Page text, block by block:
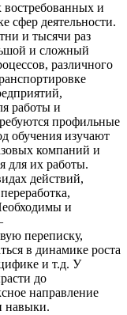
и
сфер деятельности.
и тысячи раз
и сложный
различного
работы и
профильные
обучения изучают
компаний и
для их работы.
действий,
и
переписку,
в динамике роста
и т.д. У
до
направление
навыки.